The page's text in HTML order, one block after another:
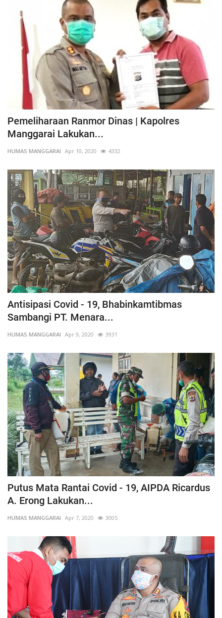
Pemeliharaan Ranmor Dinas | Kapolres
Manggarai Lakukan...
HUMAS MANGGARAI Apr 10, 2020 4332
Antisipasi Covid - 19, Bhabinkamtibmas
Sambangi PT. Menara...
HUMAS MANGGARAI Apr 9, 2020 3931
Putus Mata Rantai Covid - 19, AIPDA Ricardus
A. Erong Lakukan...
HUMAS MANGGARAI Apr 7, 2020 3005